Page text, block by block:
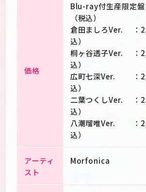
JP EN
価格
Blu-ray付生産限定
（税込）
倉田ましろVer. ：
込）
桐ヶ谷透子Ver. ：
込）
広町七深Ver. ：
込）
二葉つくしVer. ：
込）
八潮瑠唯Ver. ：
込）
アーティ
スト
Morfonica